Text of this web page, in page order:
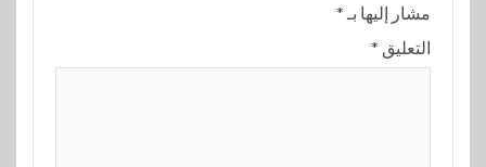
مشار إليها بـ *
التعليق *